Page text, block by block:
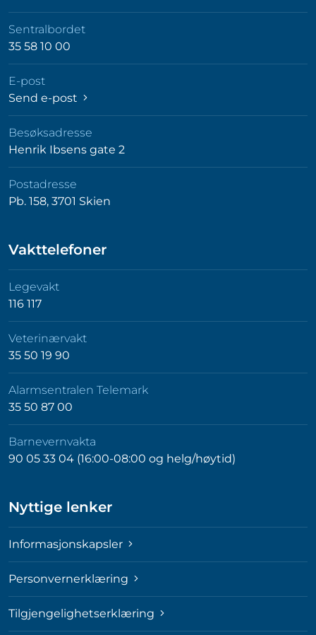
Sentralbordet
35 58 10 00
E-post
Send e-post
Besøksadresse
Henrik Ibsens gate 2
Postadresse
Pb. 158, 3701 Skien
Vakttelefoner
Legevakt
116 117
Veterinærvakt
35 50 19 90
Alarmsentralen Telemark
35 50 87 00
Barnevernvakta
90 05 33 04 (16:00-08:00 og helg/høytid)
Nyttige lenker
Informasjonskapsler
Personvernerklæring
Tilgjengelighetserklæring